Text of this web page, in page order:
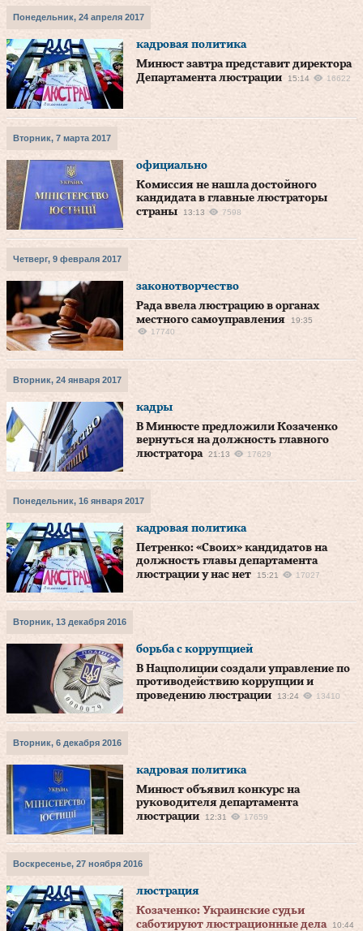
Понедельник, 24 апреля 2017
кадровая политика
Минюст завтра представит директора
Департамента люстрации
15:14 16622
Вторник, 7 марта 2017
официально
Комиссия не нашла достойного
кандидата в главные люстраторы
страны
13:13 7598
Четверг, 9 февраля 2017
законотворчество
Рада ввела люстрацию в органах
местного самоуправления
19:35
17740
Вторник, 24 января 2017
кадры
В Минюсте предложили Козаченко
вернуться на должность главного
люстратора
21:13 17629
Понедельник, 16 января 2017
кадровая политика
Петренко: «Своих» кандидатов на
должность главы департамента
люстрации у нас нет
15:21 17027
Вторник, 13 декабря 2016
борьба с коррупцией
В Нацполиции создали управление по
противодействию коррупции и
проведению люстрации
13:24 13410
Вторник, 6 декабря 2016
кадровая политика
Минюст объявил конкурс на
руководителя департамента
люстрации
12:31 17659
Воскресенье, 27 ноября 2016
люстрация
Козаченко: Украинские судьи
саботируют люстрационные дела
10:44